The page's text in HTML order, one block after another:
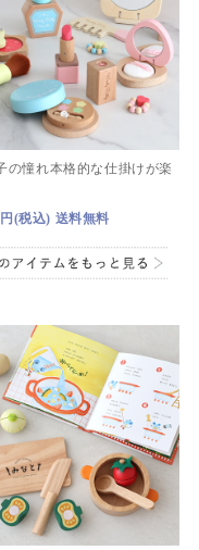
の憧れ本格的な仕掛けが楽
(税込) 送料無料